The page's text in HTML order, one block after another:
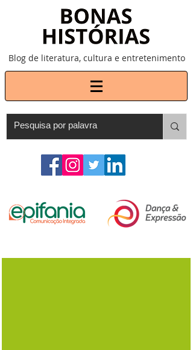
Blog de literatura, cultura e entretenimento